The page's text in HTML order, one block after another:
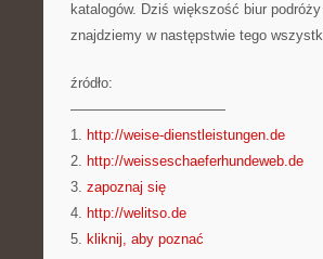
katalogów. Dziś większość biur
znajdziemy w następstwie tego
źródło:
———————————
1. http://weise-dienstleistungen.de
2. http://weisseschaeferhundeweb.de
3. zapoznaj się
4. http://welitso.de
5. kliknij, aby poznać